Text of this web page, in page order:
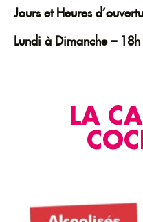
Jours et Heures
Lundi à Dimanche –
LA